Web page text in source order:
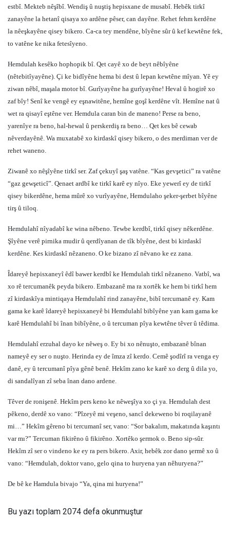
estbî. Mekteb nêşîbî. Wendiş û nuştiş hepisxane de musabî. Hebêk tirkî
zanayêne la hetanî qisaya xo ardêne pêser, can dayêne. Rehet fehm kerdêne
la nêeşkayêne qisey bikero. Ca-ca tey mendêne, bîyêne sûr û kef kewtêne fek,
to vatêne ke nika fetesîyeno.
Hemdulah kesêko hophopik bî. Qet cayê xo de beyt nêbîyêne
(nêtebitîyayêne). Çi ke bidîyêne hema bi dest û lepan kewtêne mîyan. Yê ey
ziwan nêbî, maşala motor bî. Gurîyayêne ha gurîyayêne! Heval û hogirê xo
zaf bîy! Senî ke vengê ey eşnawitêne, hemîne goşî kerdêne vît. Hemîne nat û
wet ra qisayî eştêne ver. Hemdula caran bin de maneno! Perse ra beno,
yarenîye ra beno, hal-hewal û perskerdiş ra beno… Qet kes bê cewab
nêverdayênê. Wa muxatabê xo kirdaskî qisey bikero, o des merdiman ver de
rehet waneno.
Ziwanê xo nêşîyêne tirkî ser. Zaf çekuyî şaş vatêne. “Kas gevşetici” ra vatêne
“gaz gewşeticî”. Qenaet ardbî ke tirkî karê ey nîyo. Eke yewerî ey de tirkî
qisey bikerdêne, hema mûrê xo vurîyayêne, Hemdulaho şeker-şerbet bîyêne
tirş û tiloq.
Hemdulahî nîyadabî ke wina nêbeno. Tewbe kerdbî, tirkî qisey nêkerdêne.
Şîyêne verê pirnika mudir û qerdîyanan de tîk bîyêne, dest bi kirdaskî
kerdêne. Kes kirdaskî nêzaneno. O ke bizano zî nêvano ke ez zana.
Îdareyê hepisxaneyî êdî bawer kerdbî ke Hemdulah tirkî nêzaneno. Vatbî, wa
xo rê tercumanêk peyda bikero. Embazanê ma ra xortêk ke hem bi tirkî hem
zî kirdaskîya mintiqaya Hemdulahî rind zanayêne, bibî tercumanê ey. Kam
gama ke karê îdareyê hepisxaneyê bi Hemdulahî bibîyêne yan kam gama ke
karê Hemdulahî bi înan bibîyêne, o û tercuman pîya kewtêne têver û têdima.
Hemdulahî erzuhal dayo ke nêweş o. Ey bi xo nênuşto, embazanê bînan
nameyê ey ser o nuşto. Herinda ey de îmza zî kerdo. Cemê şodîrî ra venga ey
danê, ey û tercumanî pîya gênê benê. Hekîm zano ke karê xo derg û dila yo,
di sandalîyan zî seba înan dano ardene.
Têver de ronişenê. Hekîm pers keno ke nêweşîya xo çi ya. Hemdulah dest
pêkeno, derdê xo vano: “Pîzeyê mi veşeno, sancî dekeweno bi roqilayanê
mi…” Hekîm gêreno bi tercumanî ser, vano: “Sor bakalım, makatında kaşıntı
var mı?” Tercuman fikirêno û fikirêno. Xortêko şermok o. Beno sip-sûr.
Hekîm zî ser o vindeno ke ey ra pers bikero. Axir, hebêk zor dano şermê xo û
vano: “Hemdulah, doktor vano, gelo qina to huryena yan nêhuryena?”
De bê ke Hamdula bivajo “Ya, qina mi huryena!”
Bu yazı toplam 2074 defa okunmuştur